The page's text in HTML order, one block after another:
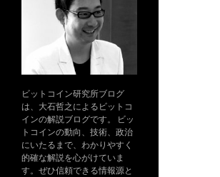
ビットコイン研究所ブログ
は、大石哲之によるビットコ
インの解説ブログです。 ビッ
トコインの動向、技術、政治
にいたるまで、わかりやすく
的確な解説を心がけていま
す。ぜひ信頼できる情報源と